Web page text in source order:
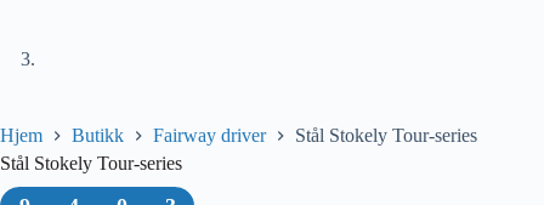
Hjem Butikk Fairway driver
Stål Stokely Tour-series
Stål Stokely Tour-series